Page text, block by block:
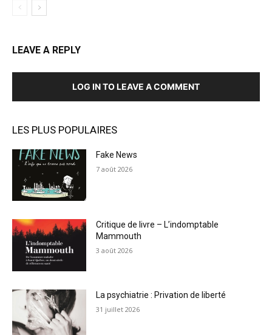
LEAVE A REPLY
LOG IN TO LEAVE A COMMENT
LES PLUS POPULAIRES
Fake News
7 août 2026
Critique de livre – L’indomptable
Mammouth
3 août 2026
La psychiatrie : Privation de liberté
31 juillet 2026